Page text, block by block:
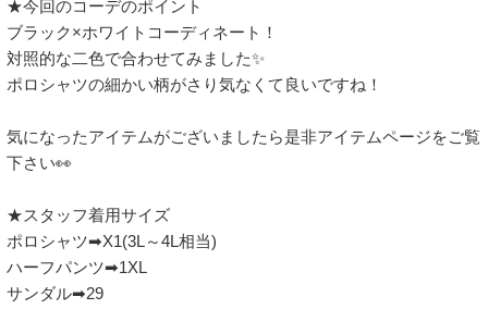
★今回のコーデのポイント
ブラック×ホワイトコーディネート！
対照的な二色で合わせてみました✨
ポロシャツの細かい柄がさり気なくて良いですね！
気になったアイテムがございましたら是非アイテムページをご覧
下さい👀
★スタッフ着用サイズ
ポロシャツ➡X1(3L～4L相当)
ハーフパンツ➡1XL
サンダル➡29